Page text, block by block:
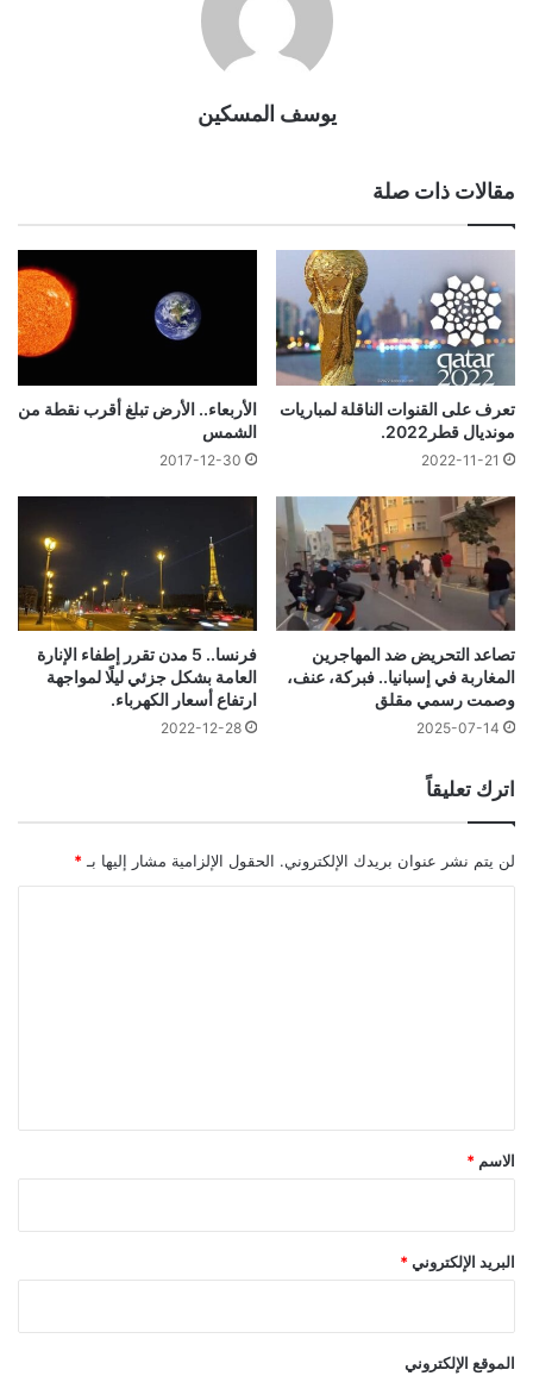
يوسف المسكين
مقالات ذات صلة
تعرف على القنوات الناقلة لمباريات
مونديال قطر2022.
2022-11-21
الأربعاء.. الأرض تبلغ أقرب نقطة من
الشمس
2017-12-30
تصاعد التحريض ضد المهاجرين
المغاربة في إسبانيا.. فبركة، عنف،
وصمت رسمي مقلق
2025-07-14
فرنسا.. 5 مدن تقرر إطفاء الإنارة
العامة بشكل جزئي ليلًا لمواجهة
ارتفاع أسعار الكهرباء.
2022-12-28
اترك تعليقاً
لن يتم نشر عنوان بريدك الإلكتروني. الحقول الإلزامية مشار إليها بـ *
*
الاسم *
البريد الإلكتروني *
الموقع الإلكتروني